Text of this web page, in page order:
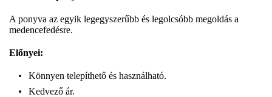
A ponyva az egyik legegyszerűbb és legolcsóbb megoldás a
medencefedésre.
Előnyei:
Könnyen telepíthető és használható.
Kedvező ár.